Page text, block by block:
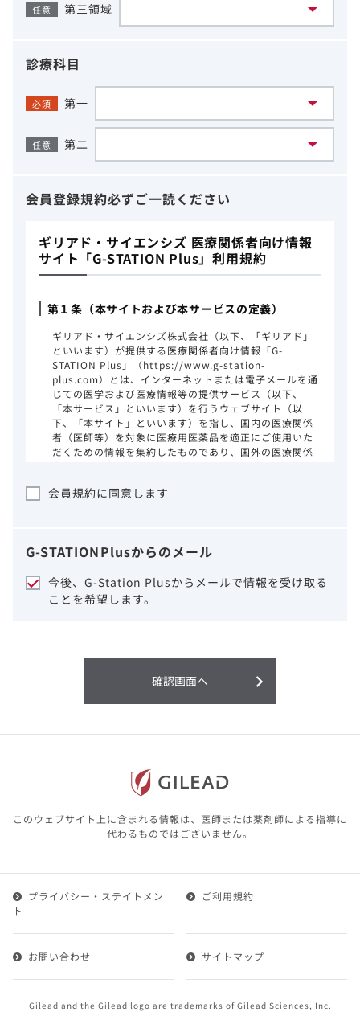
任意 第三領域
診療科目
必須 第一
任意 第二
会員登録規約必ずご一読ください
ギリアド・サイエンシズ 医療関係者向け情報
サイト「G-STATION Plus」利用規約
第１条（本サイトおよび本サービスの定義）
ギリアド・サイエンシズ株式会社（以下、「ギリアド」
といいます）が提供する医療関係者向け情報「G-
STATION Plus」（https://www.g-station-
plus.com）とは、インターネットまたは電子メールを通
じての医学および医療情報等の提供サービス（以下、
「本サービス」といいます）を行うウェブサイト（以
下、「本サイト」といいます）を指し、国内の医療関係
者（医師等）を対象に医療用医薬品を適正にご使用いた
だくための情報を集約したものであり、国外の医療関係
事項をご熟読いただき、同意された場合のみご利用くだ
ギリアドは、本サイトのコンテンツについて
細心の注意を払い、正確かつ最新の情報を提
供するように努力をしておりますが、正確
性、確実性、妥当性、有用性、ご利用になら
利用することまたは利用できなかったことよ
り生じる損害については一切の責任を負いか
含む）の情報は、その製品またはその製品の
本サイト内の情報は、医師その他医療関係者
が行なうべきアドバイスやサービスを提供す
るものではありません。本サイトに表示され
ている情報は、決して、医師その他医療関係
1.会員とは、医療関係者の方で、本サービスの利用規約
ービスに登録を申し込みギリアドがこれを承認した方を
いいます。
けることができます。
会員規約に同意します
G-STATIONPlusからのメール
今後、G-Station Plusからメールで情報を受け取る
ことを希望します。
確認画面へ
このウェブサイト上に含まれる情報は、医師または薬剤師による指導に
代わるものではございません。
Gilead and the Gilead logo are trademarks of Gilead Sciences, Inc.
プライバシー・ステイトメン
ト
ご利用規約
お問い合わせ サイトマップ